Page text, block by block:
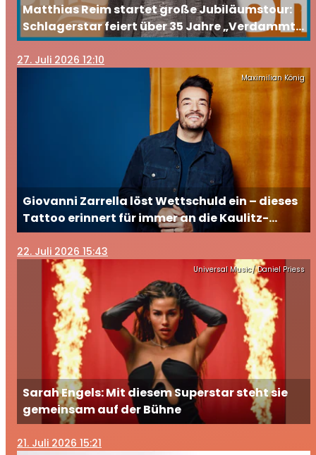
Matthias Reim startet große Jubiläumstour:
Schlagerstar feiert über 35 Jahre „Verdammt,
ich lieb’ dich“
27. Juli 2026 12:10
Maximilian König
Giovanni Zarrella löst Wettschuld ein – dieses
Tattoo erinnert für immer an die Kaulitz-
Brüder
22. Juli 2026 15:43
Universal Music/ Daniel Priess
Sarah Engels: Mit diesem Superstar steht sie
gemeinsam auf der Bühne
21. Juli 2026 15:21